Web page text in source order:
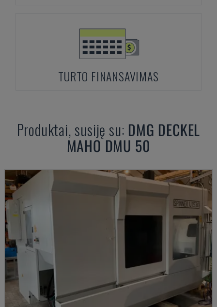
TURTO FINANSAVIMAS
Produktai, susiję su: DMG DECKEL
MAHO DMU 50